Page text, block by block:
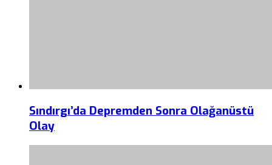
Sındırgı’da Depremden Sonra Olağanüstü
Olay